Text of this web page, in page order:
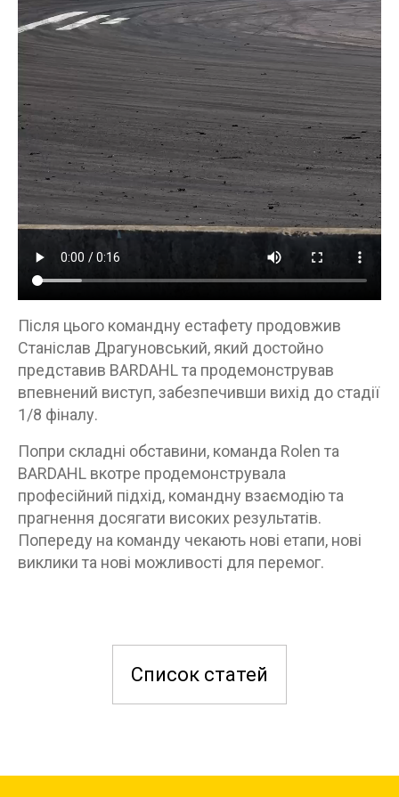
Після цього командну естафету продовжив
Станіслав Драгуновський, який достойно
представив BARDAHL та продемонстрував
впевнений виступ, забезпечивши вихід до стадії
1/8 фіналу.
Попри складні обставини, команда Rolen та
BARDAHL вкотре продемонструвала
професійний підхід, командну взаємодію та
прагнення досягати високих результатів.
Попереду на команду чекають нові етапи, нові
виклики та нові можливості для перемог.
Список статей